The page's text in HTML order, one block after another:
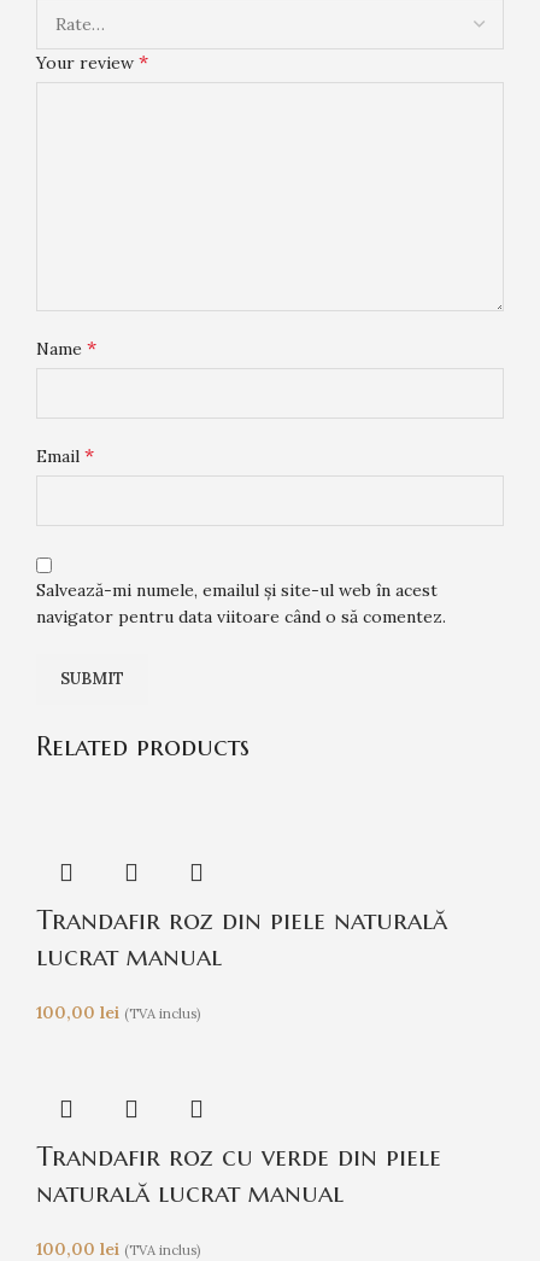
Your review *
Name *
Email *
Salvează-mi numele, emailul și site-ul web în acest
navigator pentru data viitoare când o să comentez.
Related products
Trandafir roz din piele naturală
lucrat manual
100,00 lei (TVA inclus)
Trandafir roz cu verde din piele
naturală lucrat manual
100,00 lei (TVA inclus)